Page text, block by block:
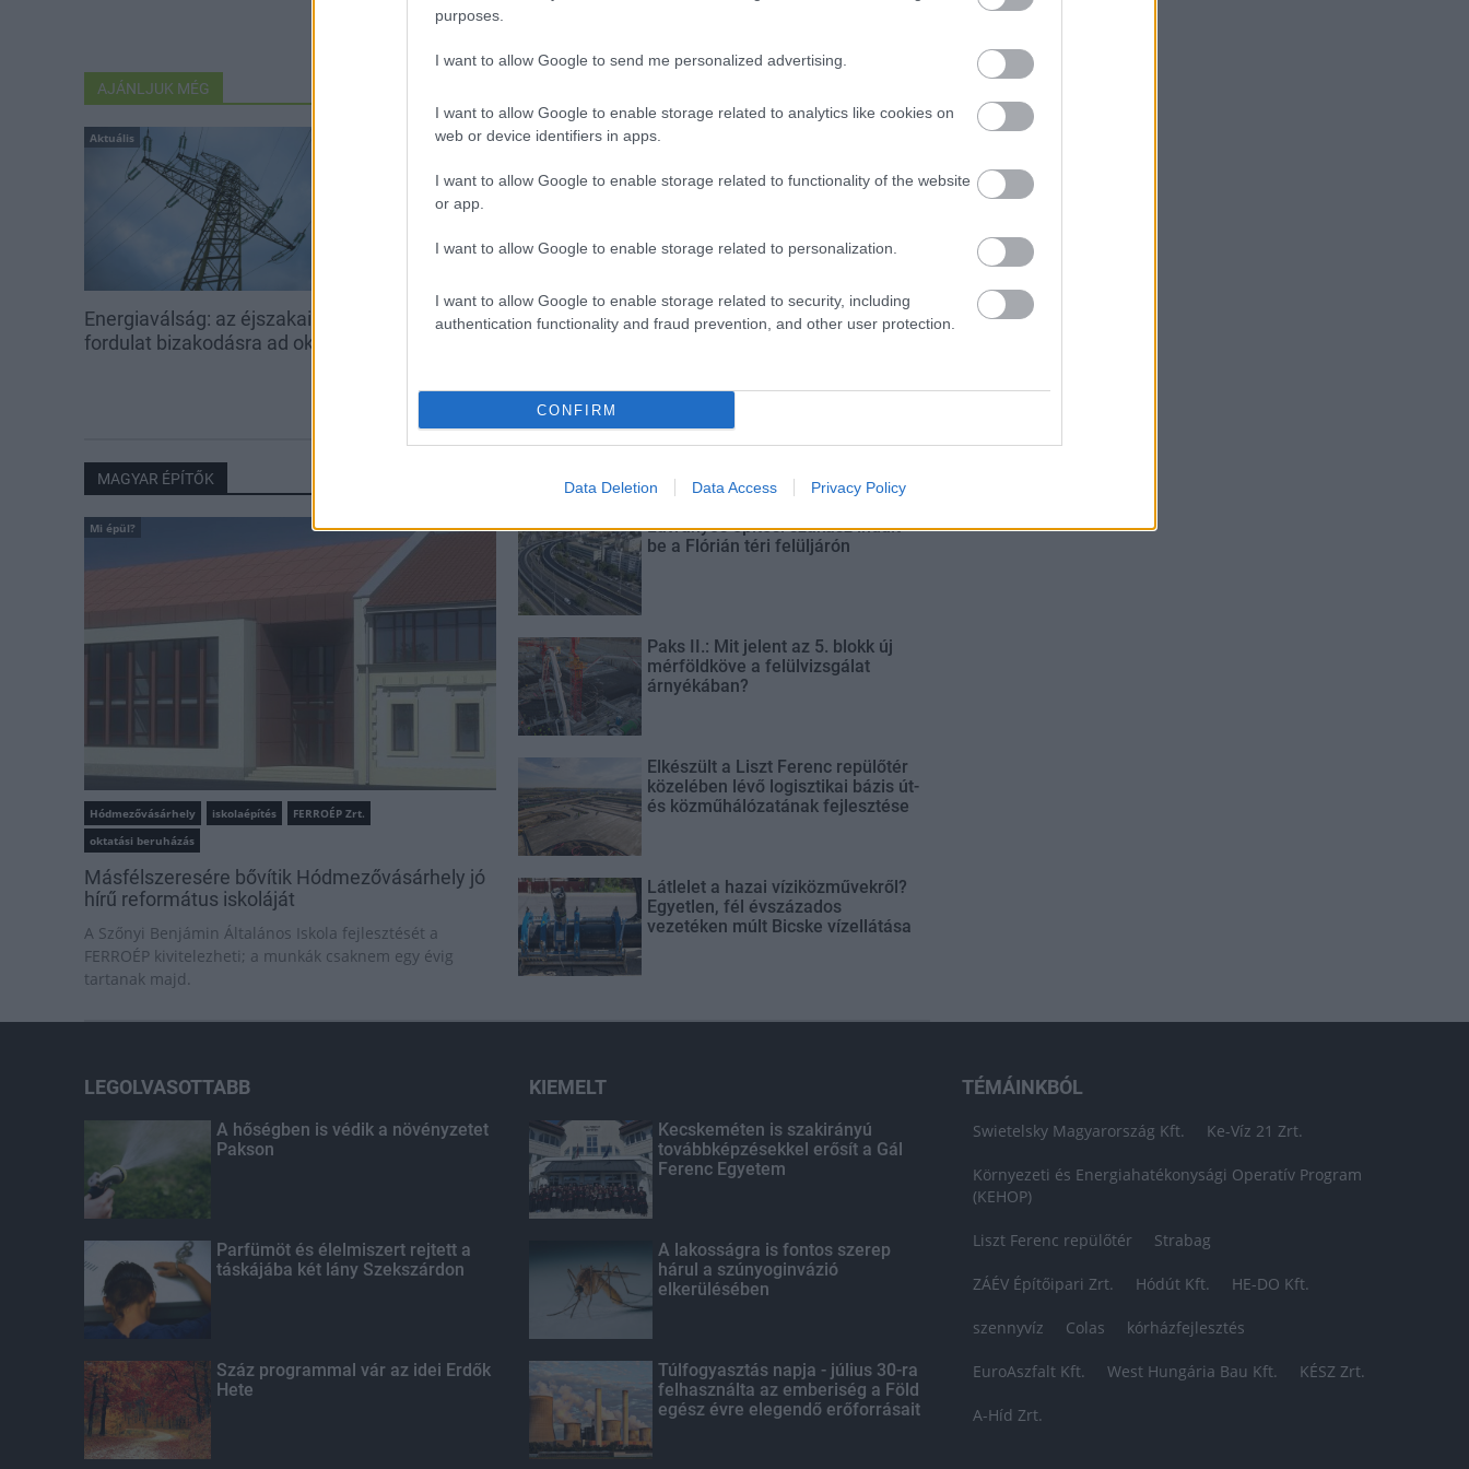
purposes.
I want to allow Google to send me personalized advertising.
I want to allow Google to enable storage related to analytics like cookies on
web or device identifiers in apps.
I want to allow Google to enable storage related to functionality of the website
or app.
I want to allow Google to enable storage related to personalization.
I want to allow Google to enable storage related to security, including
authentication functionality and fraud prevention, and other user protection.
CONFIRM
Data Deletion Data Access Privacy Policy
AJÁNLJUK MÉG
Aktuális
Energiaválság: az éjszakai
fordulat bizakodásra ad okot
Paks: hétfőn és talán még
Aktuális
Az atomerőmű egyetlen
MAGYAR ÉPÍTŐK
Mi épül?
Hódmezővásárhely iskolaépítés
FERROÉP Zrt.
oktatási beruházás
Másfélszeresére bővítik Hódmezővásárhely jó
hírű református iskoláját
A Szőnyi Benjámin Általános Iskola fejlesztését a
FERROÉP kivitelezheti; a munkák csaknem egy évig
tartanak majd.
Látványos építési szakasz indult
be a Flórián téri felüljárón
Paks II.: Mit jelent az 5. blokk új
mérföldköve a felülvizsgálat
árnyékában?
Elkészült a Liszt Ferenc repülőtér
közelében lévő logisztikai bázis út-
és közműhálózatának fejlesztése
Látlelet a hazai víziközművekről?
Egyetlen, fél évszázados
vezetéken múlt Bicske vízellátása
LEGOLVASOTTABB
A hőségben is védik a növényzetet
Pakson
Parfümöt és élelmiszert rejtett a
táskájába két lány Szekszárdon
Száz programmal vár az idei Erdők
Hete
KIEMELT
Kecskeméten is szakirányú
továbbképzésekkel erősít a Gál
Ferenc Egyetem
A lakosságra is fontos szerep
hárul a szúnyoginvázió
elkerülésében
Túlfogyasztás napja - július 30-ra
felhasználta az emberiség a Föld
egész évre elegendő erőforrásait
TÉMÁINKBÓL
Swietelsky Magyarország Kft. Ke-Víz 21 Zrt.
Környezeti és Energiahatékonysági Operatív Program
(KEHOP)
Liszt Ferenc repülőtér Strabag
ZÁÉV Építőipari Zrt. Hódút Kft. HE-DO Kft.
szennyvíz Colas kórházfejlesztés
EuroAszfalt Kft. West Hungária Bau Kft. KÉSZ Zrt.
A-Híd Zrt.